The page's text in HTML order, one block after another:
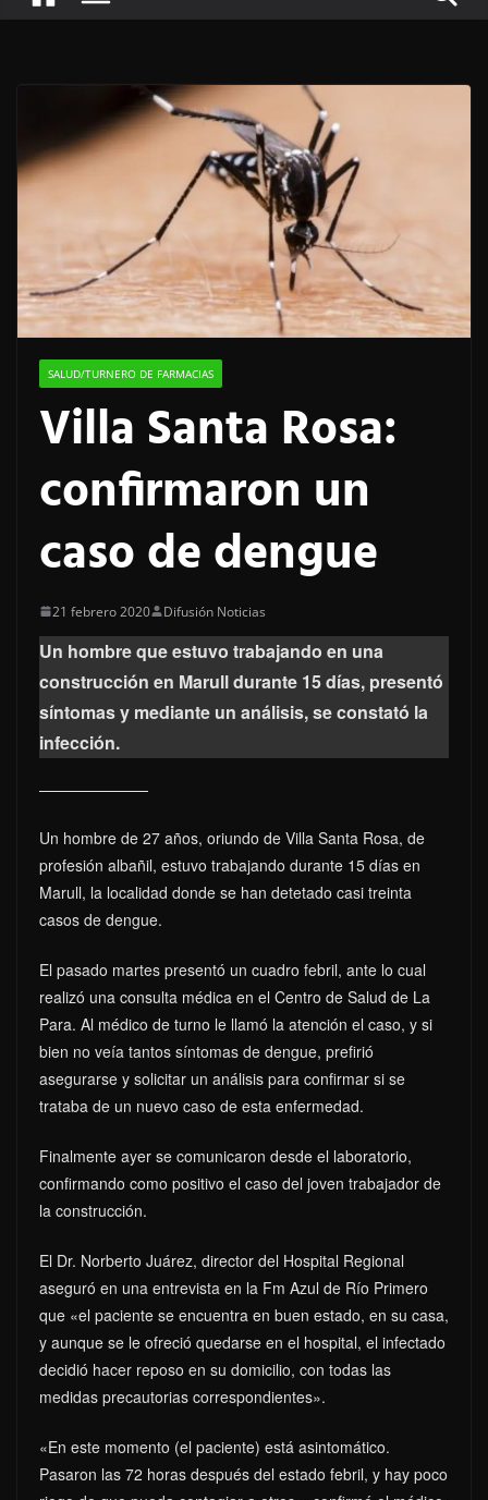
SALUD/TURNERO DE FARMACIAS
Villa Santa Rosa:
confirmaron un
caso de dengue
21 febrero 2020 Difusión Noticias
Un hombre que estuvo trabajando en una
construcción en Marull durante 15 días, presentó
síntomas y mediante un análisis, se constató la
infección.
Un hombre de 27 años, oriundo de Villa Santa Rosa, de
profesión albañil, estuvo trabajando durante 15 días en
Marull, la localidad donde se han detetado casi treinta
casos de dengue.
El pasado martes presentó un cuadro febril, ante lo cual
realizó una consulta médica en el Centro de Salud de La
Para. Al médico de turno le llamó la atención el caso, y si
bien no veía tantos síntomas de dengue, prefirió
asegurarse y solicitar un análisis para confirmar si se
trataba de un nuevo caso de esta enfermedad.
Finalmente ayer se comunicaron desde el laboratorio,
confirmando como positivo el caso del joven trabajador de
la construcción.
El Dr. Norberto Juárez, director del Hospital Regional
aseguró en una entrevista en la Fm Azul de Río Primero
que «el paciente se encuentra en buen estado, en su casa,
y aunque se le ofreció quedarse en el hospital, el infectado
decidió hacer reposo en su domicilio, con todas las
medidas precautorias correspondientes».
«En este momento (el paciente) está asintomático.
Pasaron las 72 horas después del estado febril, y hay poco